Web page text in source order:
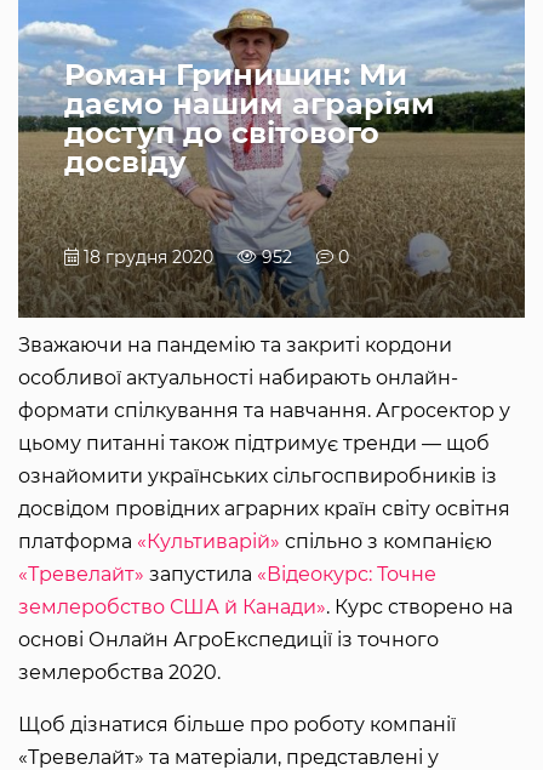
Роман Гринишин: Ми
даємо нашим аграріям
доступ до світового
досвіду
18 грудня 2020 952 0
Зважаючи на пандемію та закриті кордони
особливої актуальності набирають онлайн-
формати спілкування та навчання. Агросектор у
цьому питанні також підтримує тренди — щоб
ознайомити українських сільгоспвиробників із
досвідом провідних аграрних країн світу освітня
платформа «Культиварій» спільно з компанією
«Тревелайт» запустила «Відеокурс: Точне
землеробство США й Канади». Курс створено на
основі Онлайн АгроЕкспедиції із точного
землеробства 2020.
Щоб дізнатися більше про роботу компанії
«Тревелайт» та матеріали, представлені у